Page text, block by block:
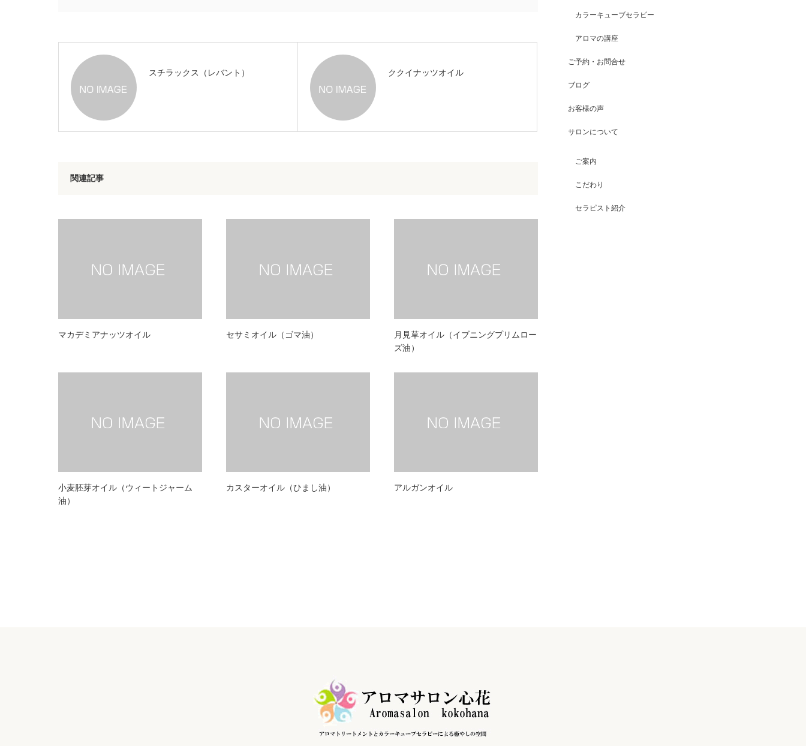
スチラックス（レバント） ククイナッツオイル
関連記事
マカデミアナッツオイル セサミオイル（ゴマ油）
月見草オイル（イブニングプリムロー
ズ油）
小麦胚芽オイル（ウィートジャーム
油）
カスターオイル（ひまし油） アルガンオイル
カラーキューブセラピー
アロマの講座
ご予約・お問合せ
ブログ
お客様の声
サロンについて
ご案内
こだわり
セラピスト紹介